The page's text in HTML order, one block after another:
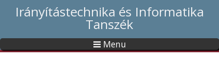
Irányítástechnika és Informatika
Tanszék
Menu